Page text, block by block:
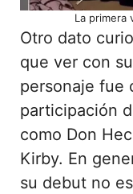
La primera
Otro dato
que ver con
personaje fue
participación
como Don
Kirby. En
su debut no